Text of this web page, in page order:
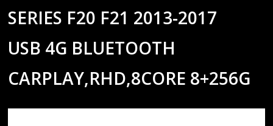
SERIES F20 F21 2013-2017
USB 4G BLUETOOTH
CARPLAY,RHD,8CORE 8+256G